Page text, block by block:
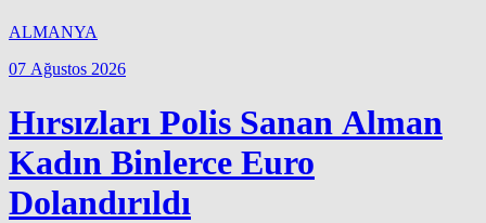
ALMANYA
07 Ağustos 2026
Hırsızları Polis Sanan Alman
Kadın Binlerce Euro
Dolandırıldı